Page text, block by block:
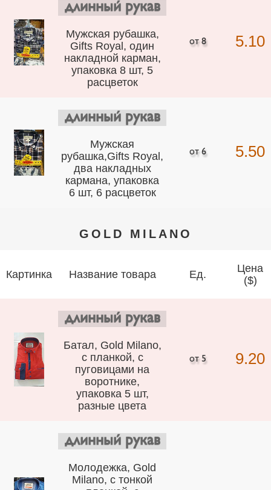
длинный рукав
Мужская рубашка,
Gifts Royal, один
накладной карман,
упаковка 8 шт, 5
расцветок
5.10
длинный рукав
Мужская
рубашка,Gifts Royal,
два накладных
кармана, упаковка
6 шт, 6 расцветок
5.50
GOLD MILANO
Картинка Название товара Ед.
Цена
($)
длинный рукав
Батал, Gold Milano,
с планкой, с
пуговицами на
воротнике,
упаковка 5 шт,
разные цвета
9.20
длинный рукав
Молодежка, Gold
Milano, с тонкой